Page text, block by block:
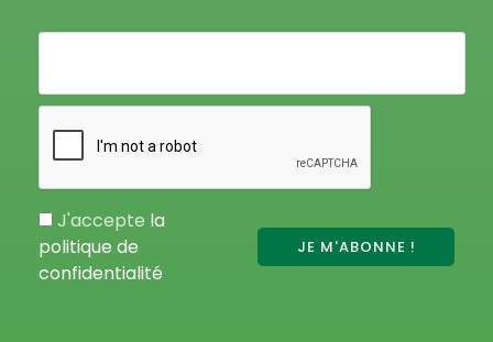
J'accepte la
politique de
confidentialité